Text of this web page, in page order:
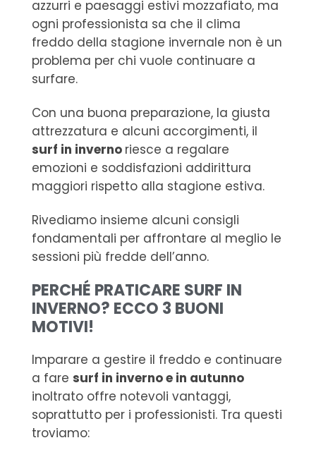
azzurri e paesaggi estivi mozzafiato, ma
ogni professionista sa che il clima
freddo della stagione invernale non è un
problema per chi vuole continuare a
surfare.
Con una buona preparazione, la giusta
attrezzatura e alcuni accorgimenti, il
surf in inverno riesce a regalare
emozioni e soddisfazioni addirittura
maggiori rispetto alla stagione estiva.
Rivediamo insieme alcuni consigli
fondamentali per affrontare al meglio le
sessioni più fredde dell’anno.
PERCHÉ PRATICARE SURF IN
INVERNO? ECCO 3 BUONI
MOTIVI!
Imparare a gestire il freddo e continuare
a fare surf in inverno e in autunno
inoltrato offre notevoli vantaggi,
soprattutto per i professionisti. Tra questi
troviamo: